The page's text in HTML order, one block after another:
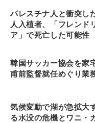
パレスチナ人と衝突し
人入植者、「フレンド
ア」で死亡した可能性
韓国サッカー協会を家
甫前監督就任めぐり業
気候変動で湖が急拡大
る水没の危機とワニ・